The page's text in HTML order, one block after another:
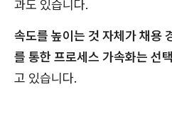
과도 있습니다.
속도를 높이는 것 자체가 채용
를 통한 프로세스 가속화는 선
고 있습니다.